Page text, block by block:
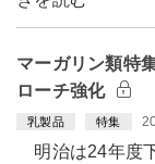
マーガリン類特
ローチ強化
乳製品 特集
明治は24年度